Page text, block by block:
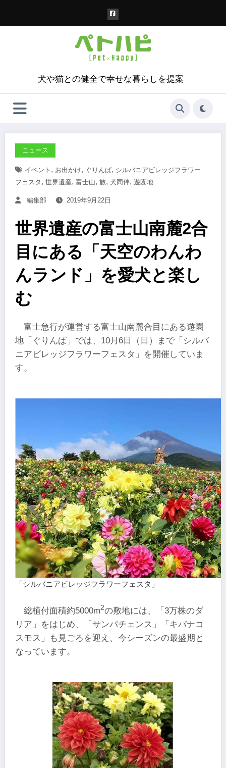
犬や猫との健全で幸せな暮らしを提案
ニュース
イベント , お出かけ, ぐりんぱ, シルバニアビレッジフラワー
フェスタ , 世界遺産, 富士山, 旅, 犬同伴, 遊園地
編集部 2019年9月22日
世界遺産の富士山南麓2合
目にある「天空のわんわ
んランド」を愛犬と楽し
む
富士急行が運営する富士山南麓合目にある遊園
地「ぐりんぱ」では、10月6日（日）まで「シルバ
ニアビレッジフラワーフェスタ」を開催していま
す。
「シルバニアビレッジフラワーフェスタ」
総植付面積約5000m2の敷地には、「3万株のダ
リア」をはじめ、「サンパチェンス」「キバナコ
スモス」も見ごろを迎え、今シーズンの最盛期と
なっています。